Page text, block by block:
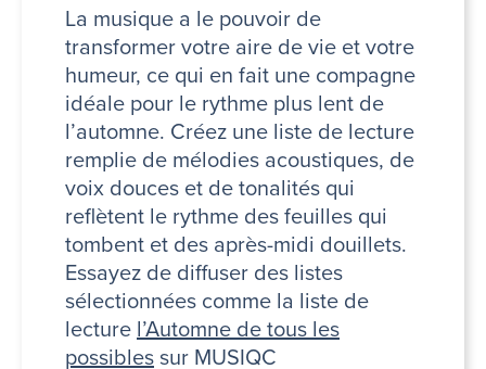
La musique a le pouvoir de
transformer votre aire de vie et votre
humeur, ce qui en fait une compagne
idéale pour le rythme plus lent de
l’automne. Créez une liste de lecture
remplie de mélodies acoustiques, de
voix douces et de tonalités qui
reflètent le rythme des feuilles qui
tombent et des après-midi douillets.
Essayez de diffuser des listes
sélectionnées comme la liste de
lecture l’Automne de tous les
possiblessur MUSIQC